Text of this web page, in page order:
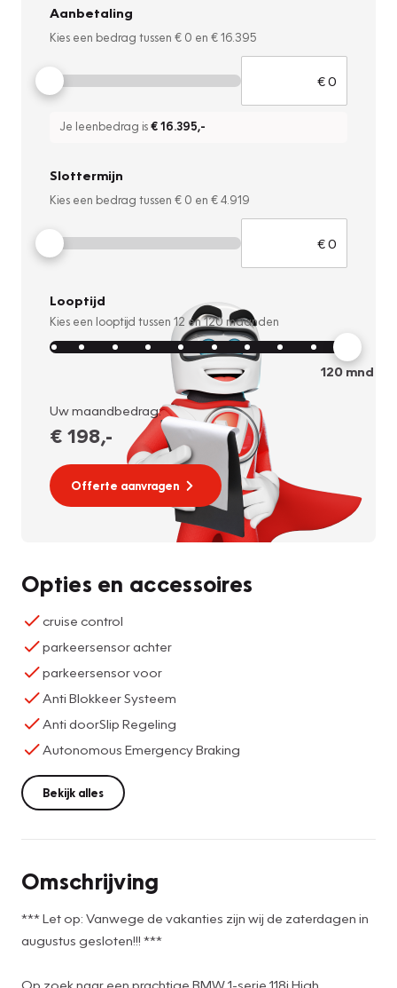
Aanbetaling
Kies een bedrag tussen € 0 en € 16.395
Je leenbedrag is€ 16.395,-
Slottermijn
Kies een bedrag tussen € 0 en € 4.919
Looptijd
Kies een looptijd tussen 12 en120 maanden
120mnd
Uw maandbedrag:
€ 198,-
Offerte aanvragen
Opties en accessoires
cruise control
parkeersensor achter
parkeersensor voor
Anti Blokkeer Systeem
Anti doorSlip Regeling
Autonomous Emergency Braking
Bekijk alles
Omschrijving
*** Let op: Vanwege de vakanties zijn wij de zaterdagen in
augustus gesloten!!! ***
Op zoek naar een prachtige BMW 1-serie 118i High